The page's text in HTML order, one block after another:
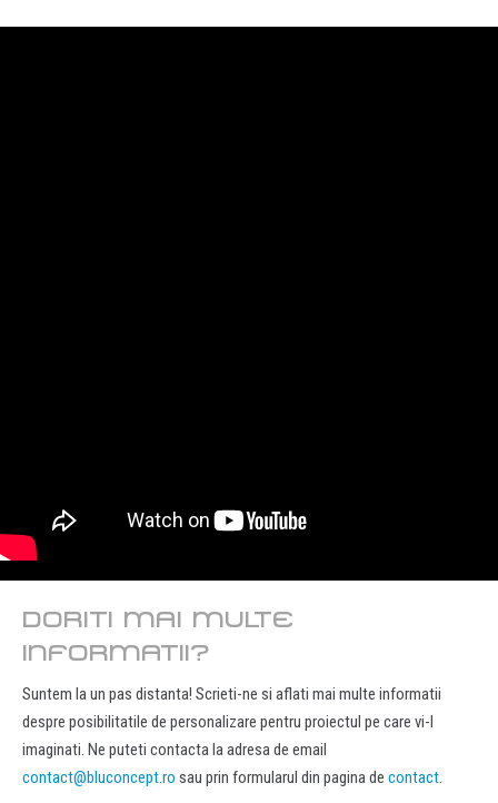
DORITI MAI MULTE
INFORMATII?
Suntem la un pas distanta! Scrieti-ne si aflati mai multe informatii
despre posibilitatile de personalizare pentru proiectul pe care vi-l
imaginati. Ne puteti contacta la adresa de email
contact@bluconcept.ro sau prin formularul din pagina de contact.